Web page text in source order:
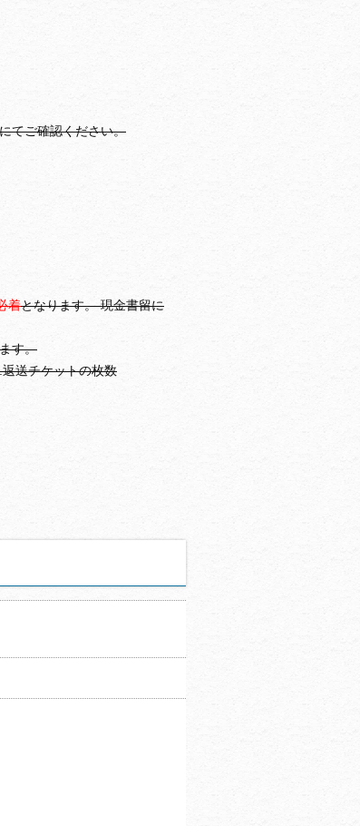
てご確認ください。
着となります。 現金書留に
す。
送チケットの枚数